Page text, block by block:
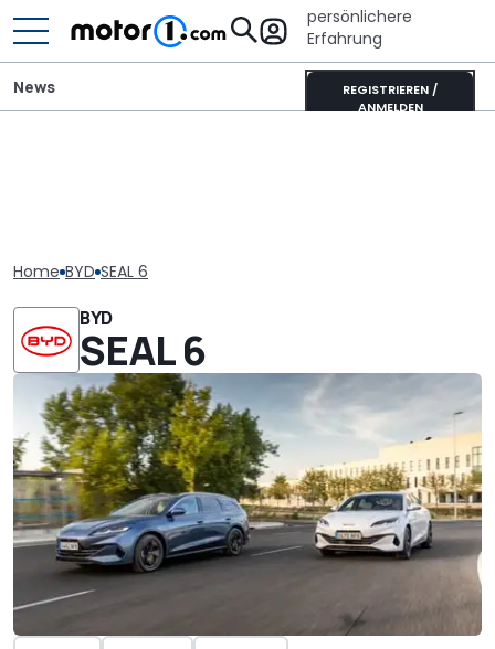
persönlichere
Erfahrung
REGISTRIEREN /
ANMELDEN
News
Home BYD SEAL 6
BYD
SEAL 6